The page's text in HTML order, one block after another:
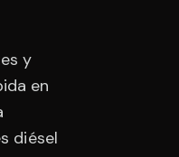
y
en
diésel